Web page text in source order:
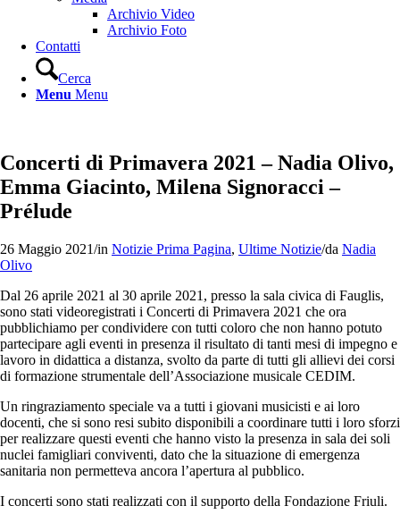
Archivio Video
Archivio Foto
Contatti
Cerca
Menu Menu
Concerti di Primavera 2021 – Nadia Olivo,
Emma Giacinto, Milena Signoracci –
Prélude
26 Maggio 2021/in Notizie Prima Pagina, Ultime Notizie/da Nadia
Olivo
Dal 26 aprile 2021 al 30 aprile 2021, presso la sala civica di Fauglis,
sono stati videoregistrati i Concerti di Primavera 2021 che ora
pubblichiamo per condividere con tutti coloro che non hanno potuto
partecipare agli eventi in presenza il risultato di tanti mesi di impegno e
lavoro in didattica a distanza, svolto da parte di tutti gli allievi dei corsi
di formazione strumentale dell’Associazione musicale CEDIM.
Un ringraziamento speciale va a tutti i giovani musicisti e ai loro
docenti, che si sono resi subito disponibili a coordinare tutti i loro sforzi
per realizzare questi eventi che hanno visto la presenza in sala dei soli
nuclei famigliari conviventi, dato che la situazione di emergenza
sanitaria non permetteva ancora l’apertura al pubblico.
I concerti sono stati realizzati con il supporto della Fondazione Friuli.